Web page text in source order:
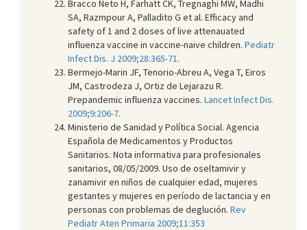
Bracco Neto H, Farhatt CK, Tregnaghi MW, Madhi
SA, Razmpour A, Palladito G et al. Efficacy and
safety of 1 and 2 doses of live attenauated
influenza vaccine in vaccine-naive children. Pediatr
Infect Dis. J 2009;28:365-71 .
Bermejo-Marin JF, Tenorio-Abreu A, Vega T, Eiros
JM, Castrodeza J, Ortiz de Lejarazu R.
Prepandemic influenza vaccines. Lancet Infect Dis.
2009;9:206-7.
Ministerio de Sanidad y Política Social. Agencia
Española de Medicamentos y Productos
Sanitarios. Nota informativa para profesionales
sanitarios, 08/05/2009. Uso de oseltamivir y
zanamivir en niños de cualquier edad, mujeres
gestantes y mujeres en período de lactancia y en
personas con problemas de deglución. Rev
Pediatr Aten Primaria 2009;11:353